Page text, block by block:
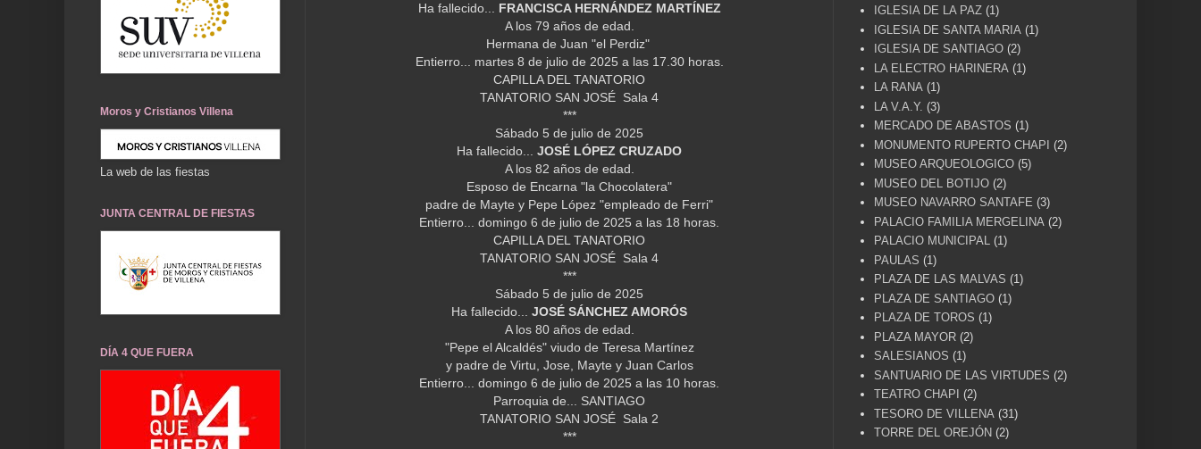
Ha fallecido... FRANCISCA HERNÁNDEZ MARTÍNEZ
A los 79 años de edad.
Hermana de Juan "el Perdiz"
Entierro... martes 8 de julio de 2025 a las 17.30 horas.
CAPILLA DEL TANATORIO
TANATORIO SAN JOSÉ Sala 4
***
Sábado 5 de julio de 2025
Ha fallecido... JOSÉ LÓPEZ CRUZADO
A los 82 años de edad.
Esposo de Encarna "la Chocolatera"
padre de Mayte y Pepe López "empleado de Ferri"
Entierro... domingo 6 de julio de 2025 a las 18 horas.
CAPILLA DEL TANATORIO
TANATORIO SAN JOSÉ Sala 4
***
Sábado 5 de julio de 2025
Ha fallecido... JOSÉ SÁNCHEZ AMORÓS
A los 80 años de edad.
"Pepe el Alcaldés" viudo de Teresa Martínez
y padre de Virtu, Jose, Mayte y Juan Carlos
Entierro... domingo 6 de julio de 2025 a las 10 horas.
Parroquia de... SANTIAGO
TANATORIO SAN JOSÉ Sala 2
***
Moros y Cristianos Villena
La web de las fiestas
JUNTA CENTRAL DE FIESTAS
DÍA 4 QUE FUERA
IGLESIA DE LA PAZ (1)
IGLESIA DE SANTA MARIA (1)
IGLESIA DE SANTIAGO (2)
LA ELECTRO HARINERA (1)
LA RANA (1)
LA V.A.Y. (3)
MERCADO DE ABASTOS (1)
MONUMENTO RUPERTO CHAPI
(2)
MUSEO ARQUEOLOGICO (5)
MUSEO DEL BOTIJO (2)
MUSEO NAVARRO SANTAFE (3)
PALACIO FAMILIA MERGELINA (2)
PALACIO MUNICIPAL (1)
PAULAS (1)
PLAZA DE LAS MALVAS (1)
PLAZA DE SANTIAGO (1)
PLAZA DE TOROS (1)
PLAZA MAYOR (2)
SALESIANOS (1)
SANTUARIO DE LAS VIRTUDES (2)
TEATRO CHAPI
(2)
TESORO DE VILLENA (31)
TORRE DEL OREJÓN (2)